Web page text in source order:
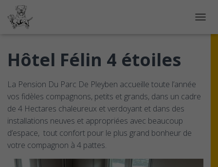
Hôtel Félin 4 étoiles
La Pension Du Parc De Pleyben accueille toute l’année
vos fidèles compagnons, petits et grands, dans un cadre
de 4 Hectares chaleureux et verdoyant et dans des
installations neuves et appropriées avec beaucoup
d’espace, tout confort pour le plus grand bonheur de
votre compagnon à 4 pattes.